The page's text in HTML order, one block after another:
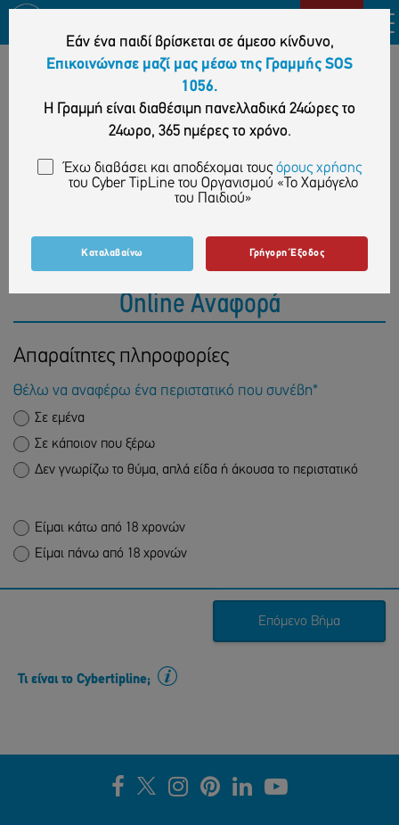
Cybertipline Hellas
Online Αναφορά
Απαραίτητες πληροφορίες
Θέλω να αναφέρω ένα περιστατικό που συνέβη*
Σε εμένα
Σε κάποιον που ξέρω
Δεν γνωρίζω το θύμα, απλά είδα ή άκουσα το περιστατικό
Είμαι κάτω από 18 χρονών
Είμαι πάνω από 18 χρονών
Επόμενο Βήμα
Τι είναι το Cybertipline;
Εάν ένα παιδί βρίσκεται σε άμεσο κίνδυνο,
Επικοινώνησε μαζί μας μέσω της Γραμμής SOS
1056.
Η Γραμμή είναι διαθέσιμη πανελλαδικά 24ώρες το
24ωρο, 365 ημέρες το χρόνο.
Έχω διαβάσει και αποδέχομαι τους όρους χρήσης
του Cyber TipLine του Οργανισμού «Το Χαμόγελο
του Παιδιού»
Καταλαβαίνω Γρήγορη Έξοδος